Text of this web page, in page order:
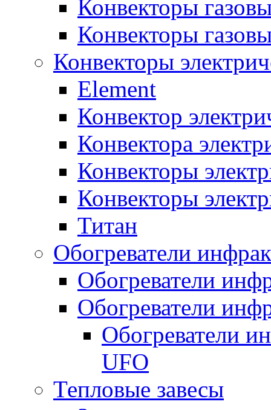
Конвекторы
Конвекторы
Конвекторы
Element
Конвектор
Конвектора
Конвекторы
Конвекторы
Титан
Обогреватели
Обогреватели
Обогреватели
Обогреватели
UFO
Тепловые завесы